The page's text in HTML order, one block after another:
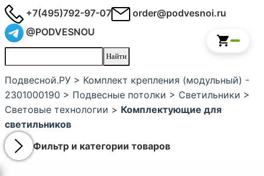
+7(495)792-97-07
order@podvesnoi.ru
@PODVESNOU
Подвесной.РУ > Комплект крепления (модульный) -
2301000190 > Подвесные потолки > Светильники >
Световые технологии > Комплектующие для
светильников
Фильтр и категории товаров